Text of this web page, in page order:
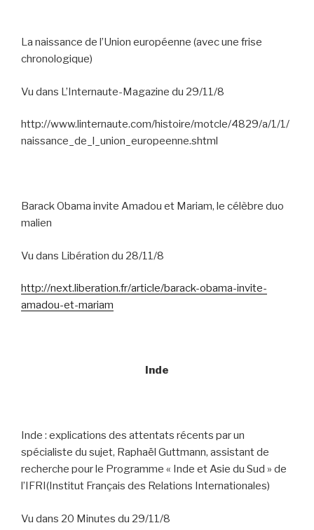
La naissance de l’Union européenne (avec une frise
chronologique)
Vu dans L’Internaute-Magazine du 29/11/8
http://www.linternaute.com/histoire/motcle/4829/a/1/1/
naissance_de_l_union_europeenne.shtml
Barack Obama invite Amadou et Mariam, le célèbre duo
malien
Vu dans Libération du 28/11/8
http://next.liberation.fr/article/barack-obama-invite-
amadou-et-mariam
Inde
Inde : explications des attentats récents par un
spécialiste du sujet, Raphaël Guttmann, assistant de
recherche pour le Programme « Inde et Asie du Sud » de
l’IFRI(Institut Français des Relations Internationales)
Vu dans 20 Minutes du 29/11/8